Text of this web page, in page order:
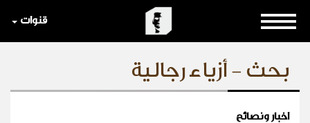
قنوات
بحث - أزياء رجالية
اخبار ونصائح